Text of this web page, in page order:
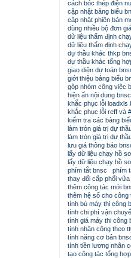
cách bóc thép điện
cập nhật bảng biểu
cập nhật phiên bản
dùng nhiều bộ đơn
dữ liệu thẩm định
dữ liệu thẩm định
dự thầu khác thkp
dự thầu khác tổng
giao diện dự toán
giới thiệu bảng biểu
gộp nhóm công việc
hiện ẩn nội dung bnsc
khắc phục lỗi loadxls
khắc phục lỗi reff và
kiểm tra các bảng
làm tròn giá trị dự
làm tròn giá trị dự
lưu giá thông báo
lấy dữ liệu chạy hồ sơ
lấy dữ liệu chạy hồ
phím tắt bnsc
phím
thay đổi cấp phối vữa
thêm công tác mới
thêm hệ số cho công
tính bù máy thi công
tính chi phí vận
tính giá máy thi công
tính nhân công theo
tính năng cơ bản
tính tiền lương nhân
tạo công tác tổng